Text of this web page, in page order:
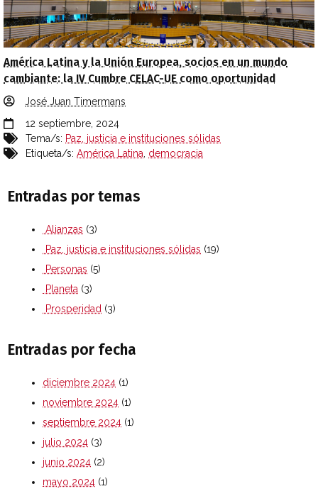
América Latina y la Unión Europea, socios en un mundo
cambiante: la IV Cumbre CELAC-UE como oportunidad
José Juan Timermans
12 septiembre, 2024
Tema/s: Paz, justicia e instituciones sólidas
Etiqueta/s: América Latina democracia
Entradas por temas
Alianzas (3)
Paz, justicia e instituciones sólidas (19)
Personas (5)
Planeta (3)
Prosperidad (3)
Entradas por fecha
diciembre 2024 (1)
noviembre 2024 (1)
septiembre 2024 (1)
julio 2024 (3)
junio 2024 (2)
mayo 2024 (1)